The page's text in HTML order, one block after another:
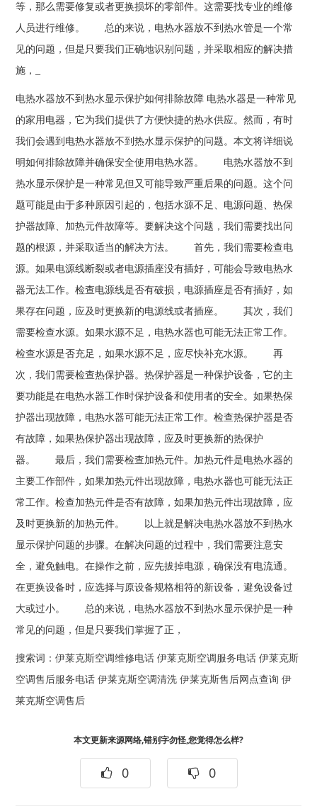
等，那么需要修复或者更换损坏的零部件。这需要找专业的维修
人员进行维修。 总的来说，电热水器放不到热水管是一个常
见的问题，但是只要我们正确地识别问题，并采取相应的解决措
施，_
电热水器放不到热水显示保护如何排除故障 电热水器是一种常见
的家用电器，它为我们提供了方便快捷的热水供应。然而，有时
我们会遇到电热水器放不到热水显示保护的问题。本文将详细说
明如何排除故障并确保安全使用电热水器。 电热水器放不到
热水显示保护是一种常见但又可能导致严重后果的问题。这个问
题可能是由于多种原因引起的，包括水源不足、电源问题、热保
护器故障、加热元件故障等。要解决这个问题，我们需要找出问
题的根源，并采取适当的解决方法。 首先，我们需要检查电
源。如果电源线断裂或者电源插座没有插好，可能会导致电热水
器无法工作。检查电源线是否有破损，电源插座是否有插好，如
果存在问题，应及时更换新的电源线或者插座。 其次，我们
需要检查水源。如果水源不足，电热水器也可能无法正常工作。
检查水源是否充足，如果水源不足，应尽快补充水源。 再
次，我们需要检查热保护器。热保护器是一种保护设备，它的主
要功能是在电热水器工作时保护设备和使用者的安全。如果热保
护器出现故障，电热水器可能无法正常工作。检查热保护器是否
有故障，如果热保护器出现故障，应及时更换新的热保护
器。 最后，我们需要检查加热元件。加热元件是电热水器的
主要工作部件，如果加热元件出现故障，电热水器也可能无法正
常工作。检查加热元件是否有故障，如果加热元件出现故障，应
及时更换新的加热元件。 以上就是解决电热水器放不到热水
显示保护问题的步骤。在解决问题的过程中，我们需要注意安
全，避免触电。在操作之前，应先拔掉电源，确保没有电流通。
在更换设备时，应选择与原设备规格相符的新设备，避免设备过
大或过小。 总的来说，电热水器放不到热水显示保护是一种
常见的问题，但是只要我们掌握了正，
搜索词：伊莱克斯空调维修电话 伊莱克斯空调服务电话 伊莱克斯
空调售后服务电话 伊莱克斯空调清洗 伊莱克斯售后网点查询 伊
莱克斯空调售后
本文更新来源网络,错别字勿怪,您觉得怎么样?
0 0